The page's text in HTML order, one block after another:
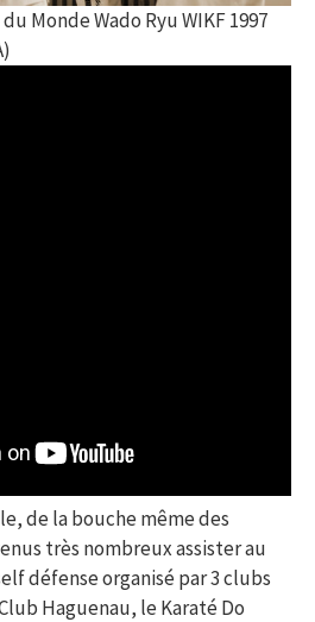
Monde Wado Ryu WIKF 1997
de la bouche même des
très nombreux assister au
défense organisé par 3 clubs
Haguenau, le Karaté Do